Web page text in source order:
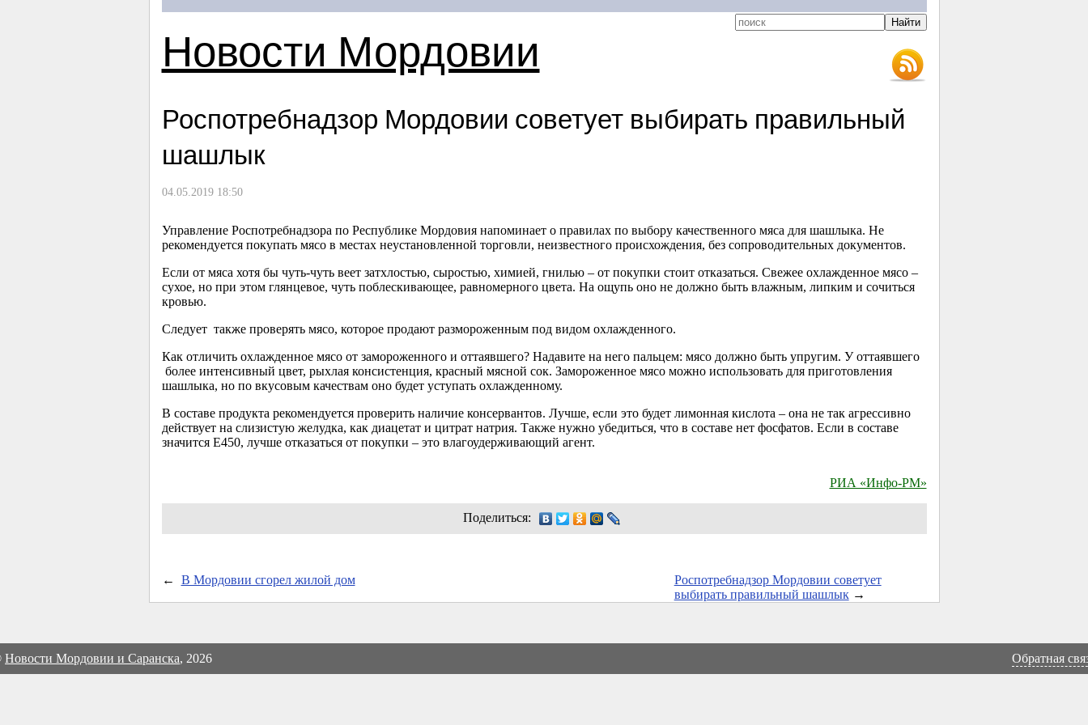
Новости Мордовии
Роспотребнадзор Мордовии советует выбирать правильный
шашлык
04.05.2019 18:50
Управление Роспотребнадзора по Республике Мордовия напоминает о правилах по выбору качественного мяса для шашлыка. Не
рекомендуется покупать мясо в местах неустановленной торговли, неизвестного происхождения, без сопроводительных документов.
Если от мяса хотя бы чуть-чуть веет затхлостью, сыростью, химией, гнилью – от покупки стоит отказаться. Свежее охлажденное мясо –
сухое, но при этом глянцевое, чуть поблескивающее, равномерного цвета. На ощупь оно не должно быть влажным, липким и сочиться
кровью.
Следует также проверять мясо, которое продают размороженным под видом охлажденного.
Как отличить охлажденное мясо от замороженного и оттаявшего? Надавите на него пальцем: мясо должно быть упругим. У оттаявшего
более интенсивный цвет, рыхлая консистенция, красный мясной сок. Замороженное мясо можно использовать для приготовления
шашлыка, но по вкусовым качествам оно будет уступать охлажденному.
В составе продукта рекомендуется проверить наличие консервантов. Лучше, если это будет лимонная кислота – она не так агрессивно
действует на слизистую желудка, как диацетат и цитрат натрия. Также нужно убедиться, что в составе нет фосфатов. Если в составе
значится Е450, лучше отказаться от покупки – это влагоудерживающий агент.
РИА «Инфо-РМ»
Поделиться:
← В Мордовии сгорел жилой дом
Роспотребнадзор Мордовии советует
выбирать правильный шашлык→
Новости Мордовии и Саранска, 2026 Обратная